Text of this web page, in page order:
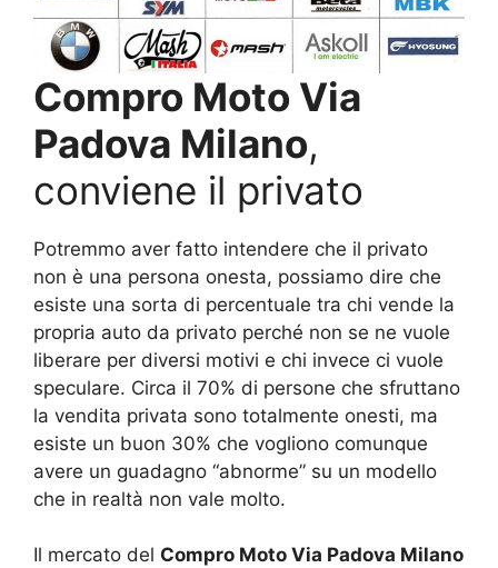
Compro Moto Via
Padova Milano,
conviene il privato
Potremmo aver fatto intendere che il privato
non è una persona onesta, possiamo dire che
esiste una sorta di percentuale tra chi vende la
propria auto da privato perché non se ne vuole
liberare per diversi motivi e chi invece ci vuole
speculare. Circa il 70% di persone che sfruttano
la vendita privata sono totalmente onesti, ma
esiste un buon 30% che vogliono comunque
avere un guadagno “abnorme” su un modello
che in realtà non vale molto.
Il mercato del Compro Moto Via Padova Milano